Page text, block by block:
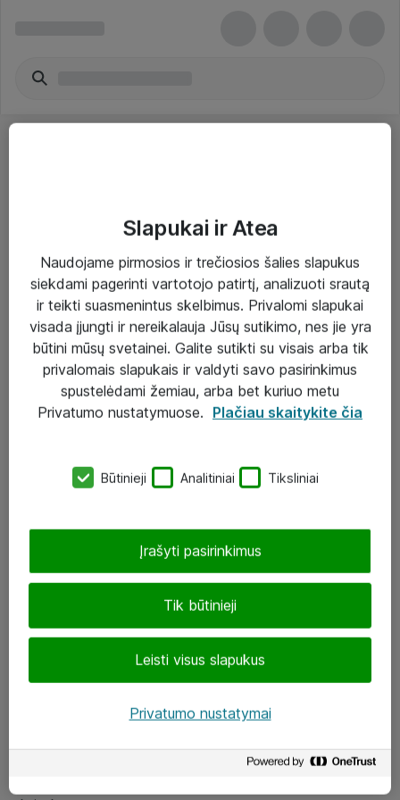
Paslaugos
Sprendimai
Įgyvendinti projektai
Atea ekspertų patarimai verslui
eShop@atea.lt
LinkedIn
Slapukai ir Atea
Naudojame pirmosios ir trečiosios šalies slapukus
siekdami pagerinti vartotojo patirtį, analizuoti srautą
ir teikti suasmenintus skelbimus. Privalomi slapukai
visada įjungti ir nereikalauja Jūsų sutikimo, nes jie yra
būtini mūsų svetainei. Galite sutikti su visais arba tik
privalomais slapukais ir valdyti savo pasirinkimus
spustelėdami žemiau, arba bet kuriuo metu
Privatumo nustatymuose. Plačiau skaitykite čia
Būtinieji Analitiniai Tiksliniai
Tik būtinieji
Leisti visus slapukus
Įrašyti pasirinkimus
Privatumo nustatymai